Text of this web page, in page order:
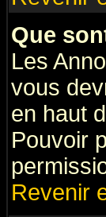
Que
Les
vous
en haut
Pouvoir
Revenir